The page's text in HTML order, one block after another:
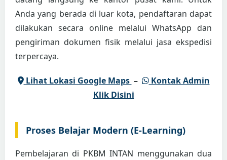
Anda yang berada di luar kota, pendaftaran dapat
dilakukan secara online melalui WhatsApp dan
pengiriman dokumen fisik melalui jasa ekspedisi
terpercaya.
Lihat Lokasi Google Maps –
Kontak Admin
Klik Disini
Proses Belajar Modern (E-Learning)
Pembelajaran di PKBM INTAN menggunakan dua